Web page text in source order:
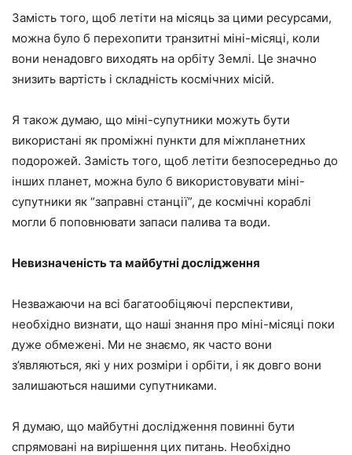
Замість того, щоб летіти на місяць за цими ресурсами,
можна було б перехопити транзитні міні-місяці, коли
вони ненадовго виходять на орбіту Землі. Це значно
знизить вартість і складність космічних місій.
Я також думаю, що міні-супутники можуть бути
використані як проміжні пункти для міжпланетних
подорожей. Замість того, щоб летіти безпосередньо до
інших планет, можна було б використовувати міні-
супутники як “заправні станції”, де космічні кораблі
могли б поповнювати запаси палива та води.
Невизначеність та майбутні дослідження
Незважаючи на всі багатообіцяючі перспективи,
необхідно визнати, що наші знання про міні-місяці поки
дуже обмежені. Ми не знаємо, як часто вони
з’являються, які у них розміри і орбіти, і як довго вони
залишаються нашими супутниками.
Я думаю, що майбутні дослідження повинні бути
спрямовані на вирішення цих питань. Необхідно